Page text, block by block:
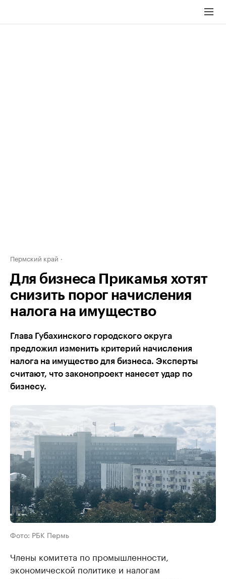
Пермский край
Для бизнеса Прикамья хотят
снизить порог начисления
налога на имущество
Глава Губахинского городского округа
предложил изменить критерий начисления
налога на имущество для бизнеса. Эксперты
считают, что законопроект нанесет удар по
бизнесу.
Фото: РБК Пермь
Члены комитета по промышленности,
экономической политике и налогам